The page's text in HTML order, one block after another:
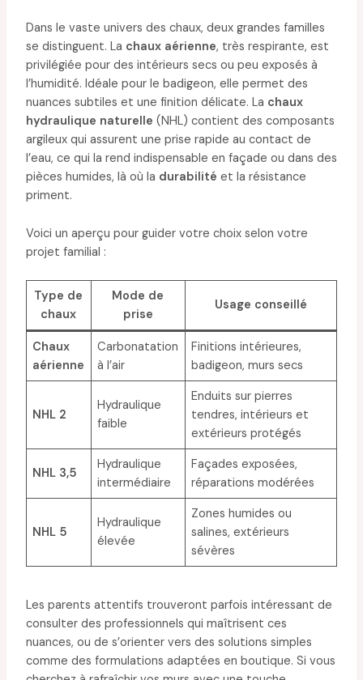
Dans le vaste univers des chaux, deux grandes familles
se distinguent. La chaux aérienne, très respirante, est
privilégiée pour des intérieurs secs ou peu exposés à
l’humidité. Idéale pour le badigeon, elle permet des
nuances subtiles et une finition délicate. La chaux
hydraulique naturelle (NHL) contient des composants
argileux qui assurent une prise rapide au contact de
l’eau, ce qui la rend indispensable en façade ou dans des
pièces humides, là où la durabilité et la résistance
priment.
Voici un aperçu pour guider votre choix selon votre
projet familial :
Type de
chaux
Mode de
prise
Usage conseillé
Chaux
aérienne
Carbonatation
à l’air
Finitions intérieures,
badigeon, murs secs
NHL 2
Hydraulique
faible
Enduits sur pierres
tendres, intérieurs et
extérieurs protégés
NHL 3,5
Hydraulique
intermédiaire
Façades exposées,
réparations modérées
NHL 5
Hydraulique
élevée
Zones humides ou
salines, extérieurs
sévères
Les parents attentifs trouveront parfois intéressant de
consulter des professionnels qui maîtrisent ces
nuances, ou de s’orienter vers des solutions simples
comme des formulations adaptées en boutique. Si vous